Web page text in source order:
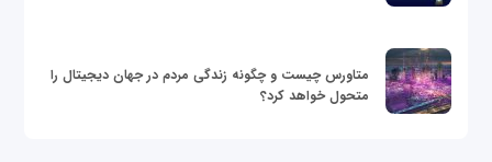
متاورس چیست و چگونه زندگی مردم در جهان دیجیتال را
متحول خواهد کرد؟